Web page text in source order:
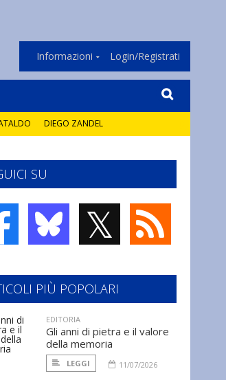
Informazioni Login/Registrati
DIEGO ZANDEL
SU
𝕏
PIÙ POPOLARI
EDITORIA
Gli anni di pietra e il valore
della memoria
LEGGI 11/07/2026